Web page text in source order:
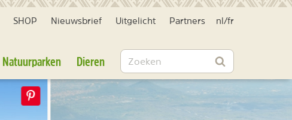
SHOP Nieuwsbrief Uitgelicht Partners nl /fr
Natuurparken Dieren Zoeken
Zoeken